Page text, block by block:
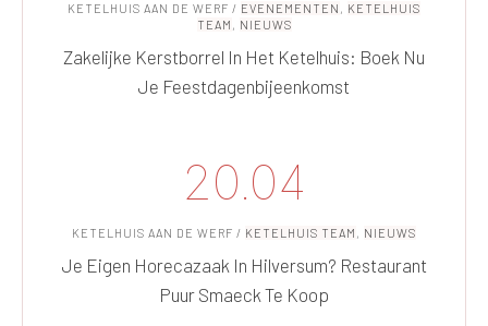
KETELHUIS AAN DE WERF / EVENEMENTEN , KETELHUIS
TEAM , NIEUWS
Zakelijke Kerstborrel In Het Ketelhuis: Boek Nu
Je Feestdagenbijeenkomst
20.04
KETELHUIS AAN DE WERF / KETELHUIS TEAM , NIEUWS
Je Eigen Horecazaak In Hilversum? Restaurant
Puur Smaeck Te Koop